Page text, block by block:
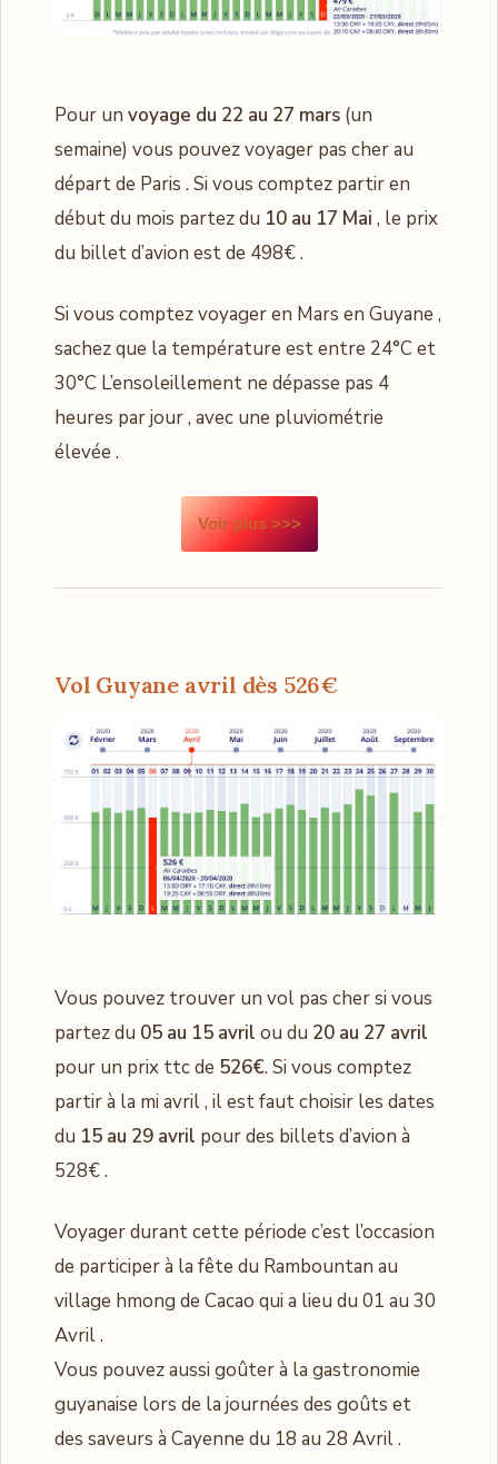
Pour un voyage du 22 au 27 mars (un
semaine) vous pouvez voyager pas cher au
départ de Paris . Si vous comptez partir en
début du mois partez du 10 au 17 Mai , le prix
du billet d’avion est de 498€ .
Si vous comptez voyager en Mars en Guyane ,
sachez que la température est entre 24°C et
30°C L’ensoleillement ne dépasse pas 4
heures par jour , avec une pluviométrie
élevée .
Voir plus >>>
Vol Guyane avril dès 526€
Vous pouvez trouver un vol pas cher si vous
partez du 05 au 15 avril ou du 20 au 27 avril
pour un prix ttc de 526€. Si vous comptez
partir à la mi avril , il est faut choisir les dates
du 15 au 29 avril pour des billets d’avion à
528€ .
Voyager durant cette période c’est l’occasion
de participer à la fête du Rambountan au
village hmong de Cacao qui a lieu du 01 au 30
Avril .
Vous pouvez aussi goûter à la gastronomie
guyanaise lors de la journées des goûts et
des saveurs à Cayenne du 18 au 28 Avril .